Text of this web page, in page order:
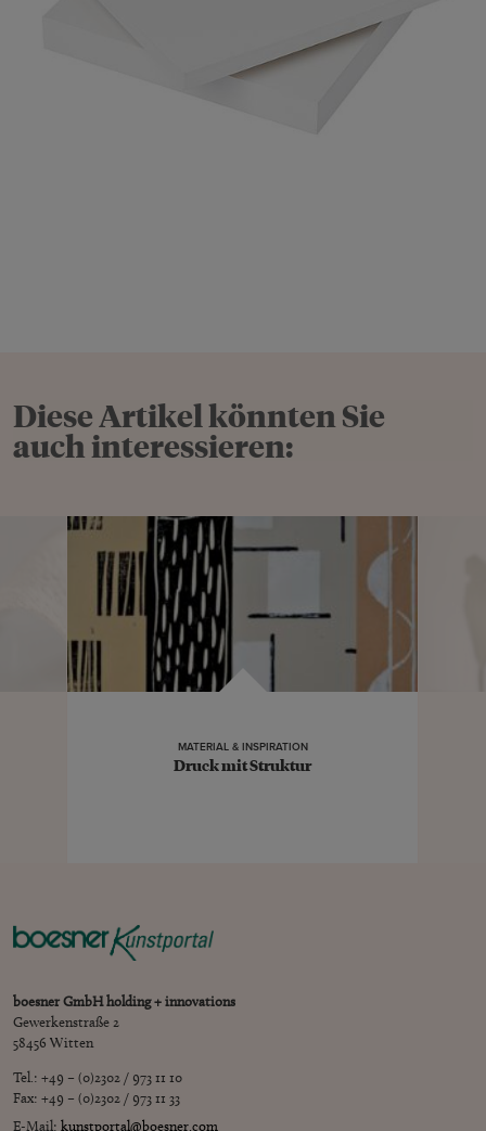
Diese Artikel könnten Sie
auch interessieren:
MATERIAL & INSPIRATION
Druck mit Struktur
boesner GmbH holding + innovations
Gewerkenstraße 2
58456 Witten
Tel.: +49 – (0)2302 / 973 11 10
Fax: +49 – (0)2302 / 973 11 33
E-Mail:kunstportal@boesner.com